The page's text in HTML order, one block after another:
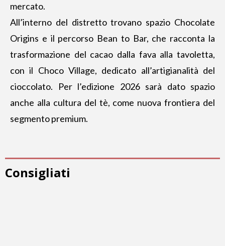
mercato.
All’interno del distretto trovano spazio Chocolate
Origins e il percorso Bean to Bar, che racconta la
trasformazione del cacao dalla fava alla tavoletta,
con il Choco Village, dedicato all’artigianalità del
cioccolato.
Per l’edizione 2026sarà dato spazio
anche alla cultura del tè, come nuova frontiera del
segmento premium.
Consigliati